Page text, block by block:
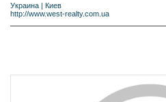
Украина | Киев
http://www.west-realty.com.ua